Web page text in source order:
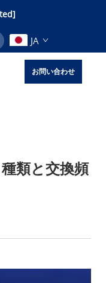
JA
お問い合わせ
類と交換頻